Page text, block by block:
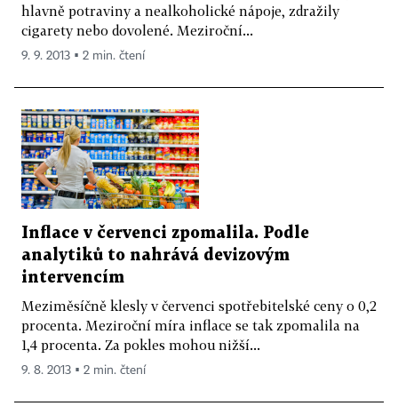
hlavně potraviny a nealkoholické nápoje, zdražily
cigarety nebo dovolené. Meziroční...
9. 9. 2013 ▪ 2 min. čtení
Inflace v červenci zpomalila. Podle
analytiků to nahrává devizovým
intervencím
Meziměsíčně klesly v červenci spotřebitelské ceny o 0,2
procenta. Meziroční míra inflace se tak zpomalila na
1,4 procenta. Za pokles mohou nižší...
9. 8. 2013 ▪ 2 min. čtení